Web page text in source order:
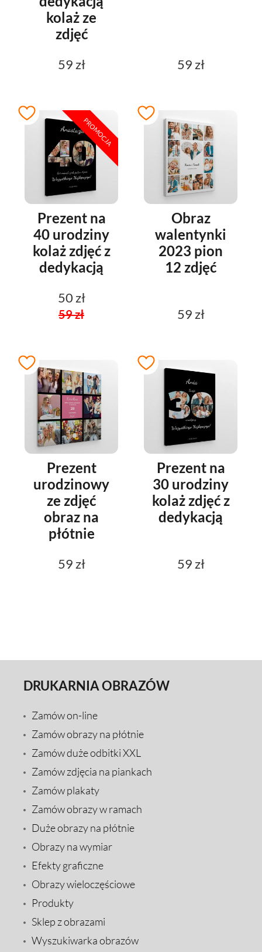
kolaż ze
zdjęć
59 zł 59 zł
PROMOCJA
Prezent na
40 urodziny
kolaż zdjęć z
dedykacją
50 zł
59 zł
Obraz
walentynki
2023 pion
12 zdjęć
59 zł
Prezent
urodzinowy
ze zdjęć
obraz na
płótnie
59 zł
Prezent na
30 urodziny
kolaż zdjęć z
dedykacją
59 zł
DRUKARNIA OBRAZÓW
Zamów on-line
Zamów obrazy na płótnie
Zamów duże odbitki XXL
Zamów zdjęcia na piankach
Zamów plakaty
Zamów obrazy w ramach
Duże obrazy na płótnie
Obrazy na wymiar
Efekty graficzne
Obrazy wieloczęściowe
Produkty
Sklep z obrazami
Wyszukiwarka obrazów